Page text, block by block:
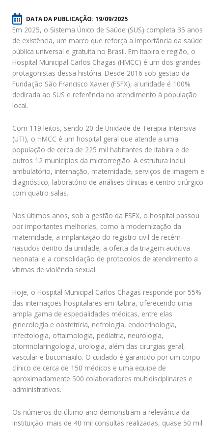
DATA DA PUBLICAÇÃO: 19/09/2025
Em 2025, o Sistema Único de Saúde (SUS) completa 35 anos
de existência, um marco que reforça a importância da saúde
pública universal e gratuita no Brasil. Em Itabira e região, o
Hospital Municipal Carlos Chagas (HMCC) é um dos grandes
protagonistas dessa história. Desde 2016 sob gestão da
Fundação São Francisco Xavier (FSFX), a unidade é 100%
dedicada ao SUS e referência no atendimento à população
local.
Com 119 leitos, sendo 20 de Unidade de Terapia Intensiva
(UTI), o HMCC é um hospital geral que atende a uma
população de cerca de 225 mil habitantes de Itabira e de
outros 12 municípios da microrregião. A estrutura inclui
ambulatório, internação, maternidade, serviços de imagem e
diagnóstico, laboratório de análises clínicas e centro cirúrgico
com quatro salas.
Nos últimos anos, sob a gestão da FSFX, o hospital passou
por importantes melhorias, como a modernização da
maternidade, a implantação do registro civil de recém-
nascidos dentro da unidade, a oferta da triagem auditiva
neonatal e a consolidação de protocolos de atendimento a
vítimas de violência sexual.
Hoje, o Hospital Municipal Carlos Chagas responde por 55%
das internações hospitalares em Itabira, oferecendo uma
ampla gama de especialidades médicas, entre elas
ginecologia e obstetrícia, nefrologia, endocrinologia,
infectologia, oftalmologia, pediatria, neurologia,
otorrinolaringologia, urologia, além das cirurgias geral,
vascular e bucomaxilo. O cuidado é garantido por um corpo
clínico de cerca de 150 médicos e uma equipe de
aproximadamente 500 colaboradores multidisciplinares e
administrativos.
Os números do último ano demonstram a relevância da
instituição: mais de 40 mil consultas realizadas, quase 50 mil